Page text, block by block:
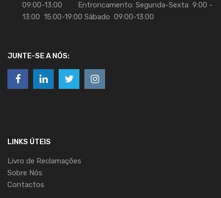
09:00-13:00 Entroncamento: Segunda-Sexta 9:00 -
13:00 15:00-19:00 Sábado 09:00-13:00
JUNTE-SE A NÓS:
LINKS ÚTEIS
Livro de Reclamações
Sobre Nós
Contactos